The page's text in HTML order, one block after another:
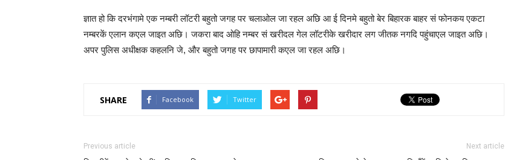
ज्ञात हो कि दरभंगामे एक नम्बरी लॉटरी बहुतो जगह पर चलाओल जा रहल अछि आ ई दिनमे बहुतो बेर बिहारक बाहर सं फोनकय एकटा
नम्बरकें एलान कएल जाइत अछि। जकरा बाद ओहि नम्बर सं खरीदल गेल लॉटरीके खरीदार लग जीतक नगदि पहुंचाएल जाइत अछि।
अपर पुलिस अधीक्षक कहलनि जे, और बहुतो जगह पर छापामारी कएल जा रहल अछि।
SHARE Facebook Twitter
Previous article Next article